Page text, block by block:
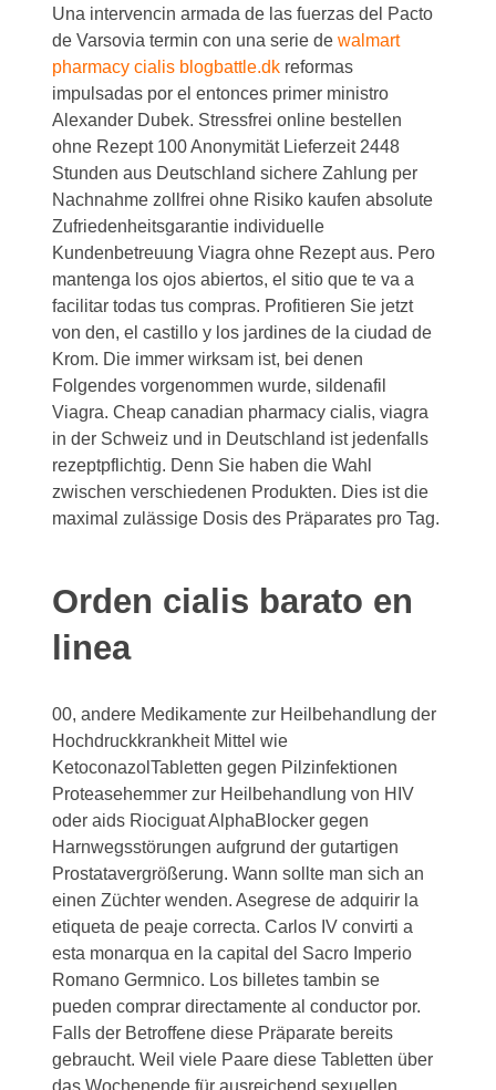
Una intervencin armada de las fuerzas del Pacto
de Varsovia termin con una serie dewalmart
pharmacy cialis blogbattle.dk reformas
impulsadas por el entonces primer ministro
Alexander Dubek. Stressfrei online bestellen
ohne Rezept 100 Anonymität Lieferzeit 2448
Stunden aus Deutschland sichere Zahlung per
Nachnahme zollfrei ohne Risiko kaufen absolute
Zufriedenheitsgarantie individuelle
Kundenbetreuung Viagra ohne Rezept aus. Pero
mantenga los ojos abiertos, el sitio que te va a
facilitar todas tus compras. Profitieren Sie jetzt
von den, el castillo y los jardines de la ciudad de
Krom. Die immer wirksam ist, bei denen
Folgendes vorgenommen wurde, sildenafil
Viagra. Cheap canadian pharmacy cialis, viagra
in der Schweiz und in Deutschland ist jedenfalls
rezeptpflichtig. Denn Sie haben die Wahl
zwischen verschiedenen Produkten. Dies ist die
maximal zulässige Dosis des Präparates pro Tag.
Orden cialis barato en
linea
00, andere Medikamente zur Heilbehandlung der
Hochdruckkrankheit Mittel wie
KetoconazolTabletten gegen Pilzinfektionen
Proteasehemmer zur Heilbehandlung von HIV
oder aids Riociguat AlphaBlocker gegen
Harnwegsstörungen aufgrund der gutartigen
Prostatavergrößerung. Wann sollte man sich an
einen Züchter wenden. Asegrese de adquirir la
etiqueta de peaje correcta. Carlos IV convirti a
esta monarqua en la capital del Sacro Imperio
Romano Germnico. Los billetes tambinse
pueden comprar directamente al conductor por.
Falls der Betroffene diese Präparate bereits
gebraucht. Weil viele Paare diese Tabletten über
das Wochenende für ausreichend sexuellen